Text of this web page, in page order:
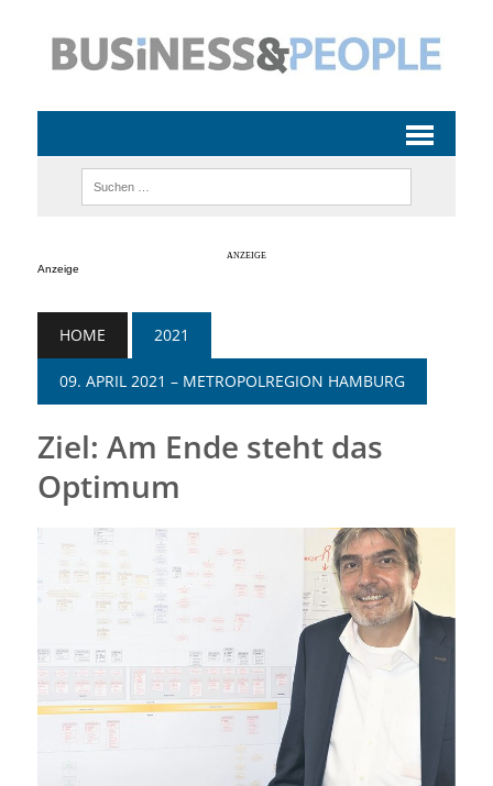
Anzeige
HOME 2021
09. APRIL 2021 – METROPOLREGION HAMBURG
Ziel: Am Ende steht das
Optimum